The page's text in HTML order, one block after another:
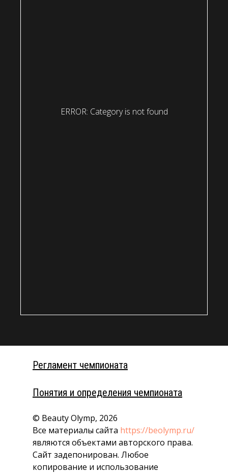
ERROR: Category is not found
© Beauty Olymp, 2026
Все материалы сайта https://beolymp.ru/
являются объектами авторского права.
Сайт задепонирован. Любое
копирование и использование
Понятия и определения чемпионата
Регламент чемпионата